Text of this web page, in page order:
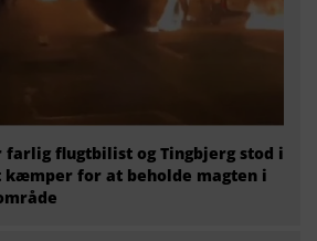
flugtbilist og Tingbjerg stod i
for at beholde magten i